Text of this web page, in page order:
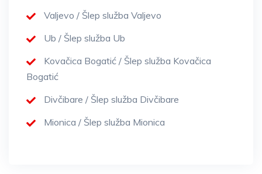
Valjevo / Šlep služba Valjevo
Ub / Šlep služba Ub
Kovačica Bogatić / Šlep služba Kovačica
Bogatić
Divčibare / Šlep služba Divčibare
Mionica / Šlep služba Mionica